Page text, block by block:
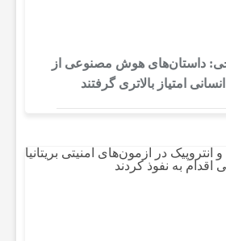
داستان‌های هوش مصنوعی از
امتیاز بالاتری گرفتند